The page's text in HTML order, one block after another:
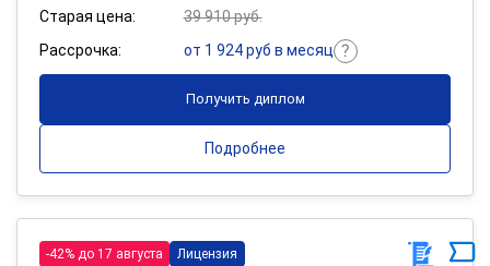
Старая цена:
39 910 руб.
Рассрочка:
от 1 924 руб в месяц
Получить диплом
Подробнее
-42% до 17 августа Лицензия